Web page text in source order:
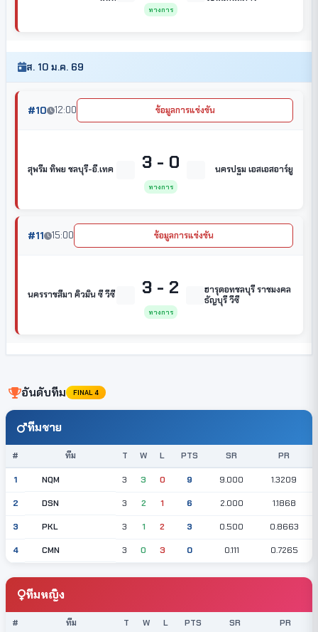
ทางการ
ส. 10 ม.ค. 69
#10 12:00 ข้อมูลการแข่งขัน
สุพรีม ทิพย ชลบุรี-อี.เทค 3 - 0
ทางการ
นครปฐม เอสเอสอาร์ยู
#11 15:00 ข้อมูลการแข่งขัน
นครราชสีมา คิวมิน ซี วีซี 3 - 2
ทางการ
ฮารุดอทชลบุรี ราชมงคล
ธัญบุรี วีซี
อันดับทีม FINAL 4
ทีมชาย
# ทีม T W L PTS SR PR
1 NQM 3 3 0 9 9.000 1.3209
2 DSN 3 2 1 6 2.000 1.1868
3 PKL 3 1 2 3 0.500 0.8663
4 CMN 3 0 3 0 0.111 0.7265
ทีมหญิง
# ทีม T W L PTS SR PR